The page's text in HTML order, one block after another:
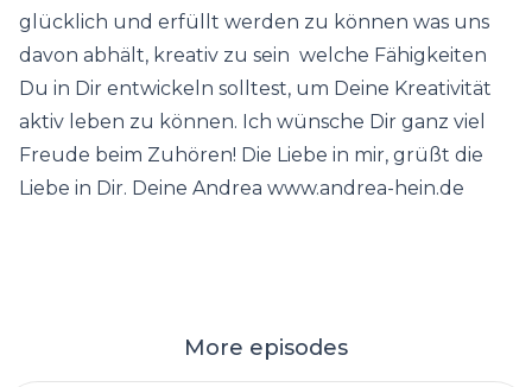
glücklich und erfüllt werden zu können was uns
davon abhält, kreativ zu sein welche Fähigkeiten
Du in Dir entwickeln solltest, um Deine Kreativität
aktiv leben zu können. Ich wünsche Dir ganz viel
Freude beim Zuhören! Die Liebe in mir, grüßt die
Liebe in Dir. Deine Andrea www.andrea-hein.de
More episodes